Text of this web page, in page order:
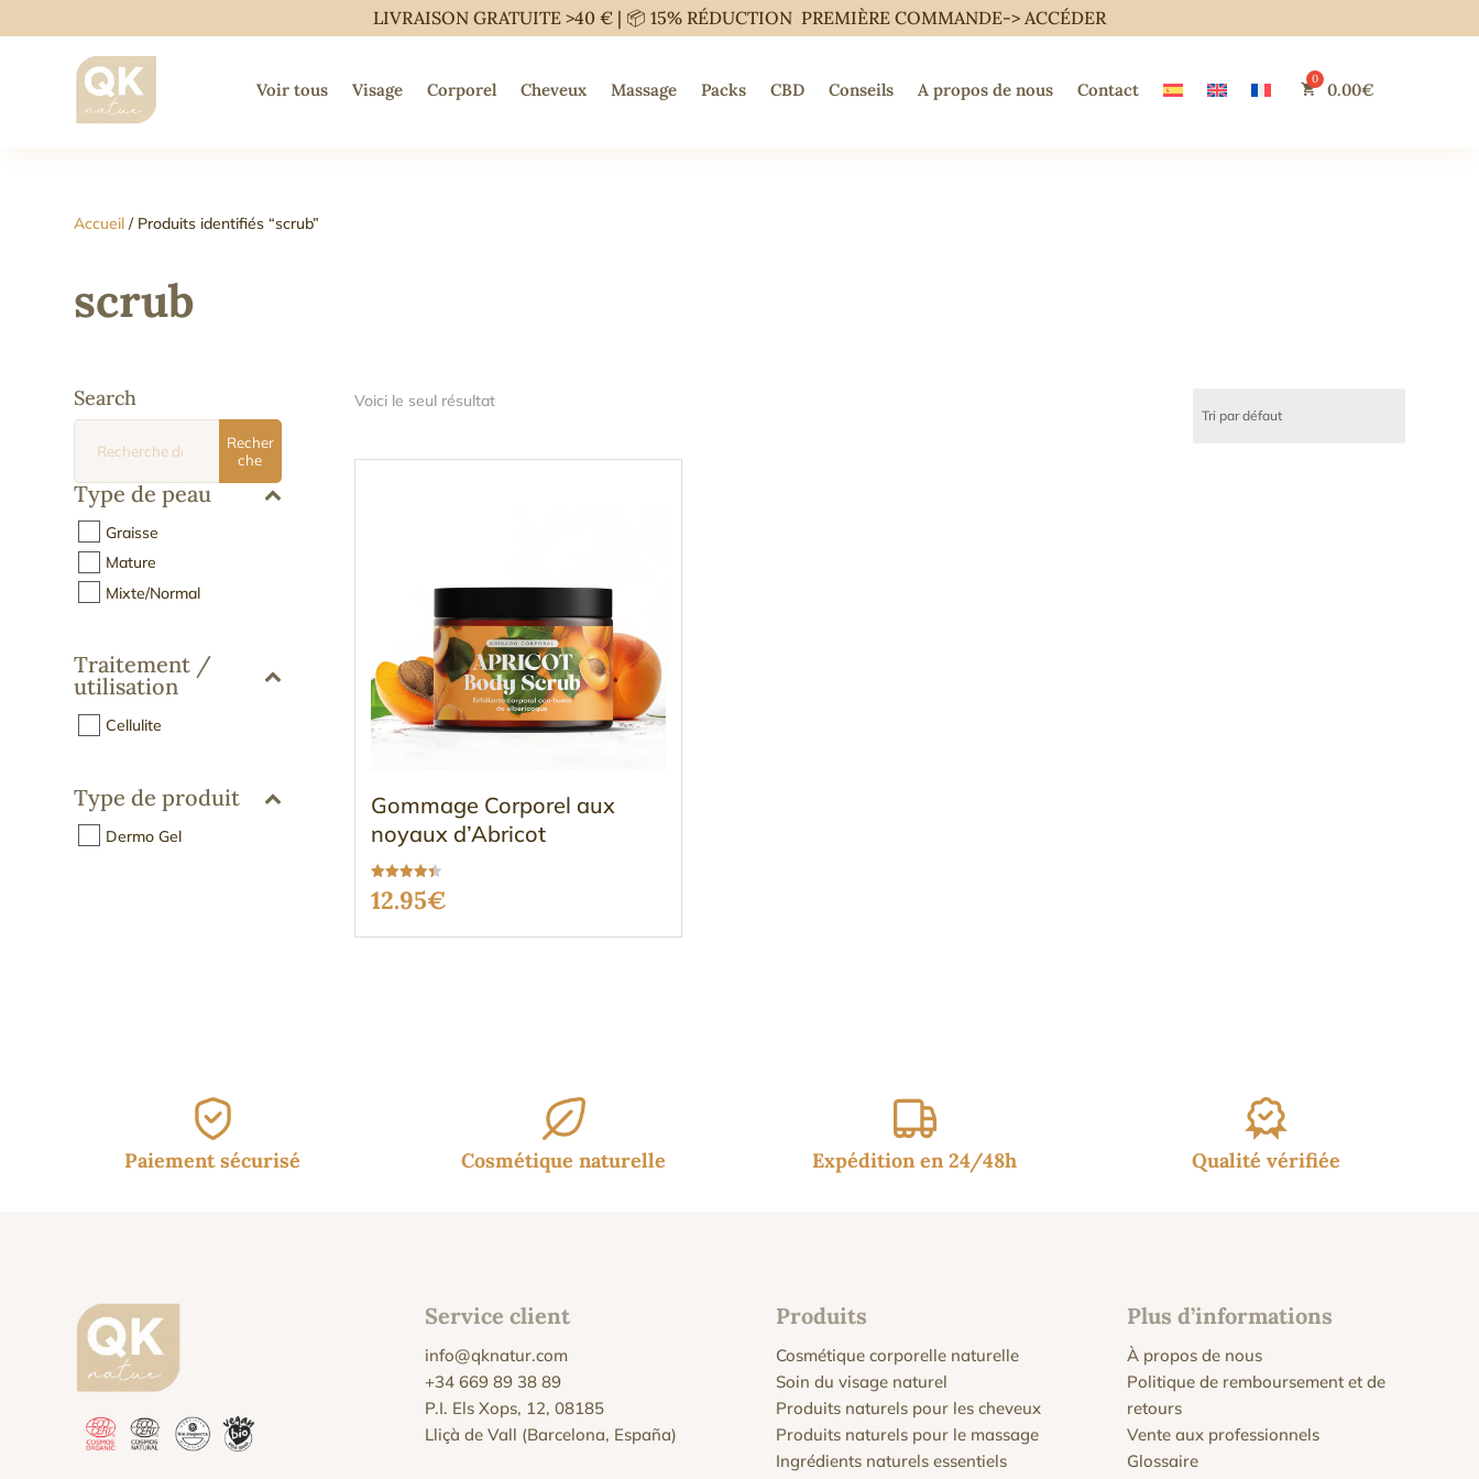
LIVRAISON GRATUITE >40 € | 📦 15% RÉDUCTION PREMIÈRE COMMANDE-> ACCÉDER
Voir tous Visage Corporel Cheveux Massage Packs CBD Conseils A propos de nous Contact 0.00€
Accueil / Produits identifiés “scrub”
scrub
Search
pour :
Recher
che
Type de peau
Graisse
Mature
Mixte/Normal
Traitement /
utilisation
Cellulite
Type de produit
Dermo Gel
Voici le seul résultat
Gommage Corporel aux
noyaux d’Abricot
Note
4.38
12.95€
Paiement sécurisé Cosmétique naturelle Expédition en 24/48h Qualité vérifiée
Service client
info@qknatur.com
+34 669 89 38 89
P.I. Els Xops, 12, 08185
Lliçà de Vall (Barcelona, España)
Produits
Cosmétique corporelle naturelle
Soin du visage naturel
Produits naturels pour les cheveux
Produits naturels pour le massage
Ingrédients naturels essentiels
Plus d’informations
À propos de nous
Politique de remboursement et de
retours
Vente aux professionnels
Glossaire